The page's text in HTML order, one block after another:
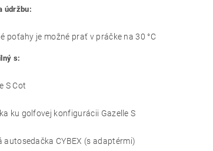
údržbu:
poťahy je možné prať v práčke na 30 °C
s:
S Cot
ku golfovej konfigurácii Gazelle S
autosedačka CYBEX (s adaptérmi)